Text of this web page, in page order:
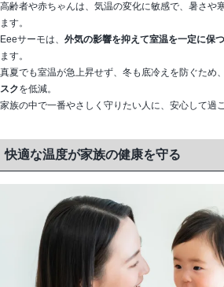
高齢者や赤ちゃんは、気温の変化に敏感で、暑さや
ます。
Eeeサーモは、 外気の影響を抑えて室温を一定に保つ
ます。
真夏でも室温が急上昇せず、冬も底冷えを防ぐため、
スクを低減。
家族の中で一番やさしく守りたい人に、安心して過
快適な温度が家族の健康を守る